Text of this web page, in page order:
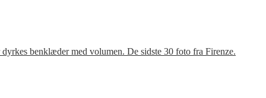
benklæder med volumen. De sidste 30 foto fra Firenze.